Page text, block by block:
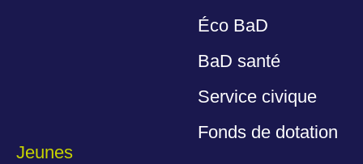
Éco BaD
BaD santé
Service civique
Fonds de dotation
Jeunes